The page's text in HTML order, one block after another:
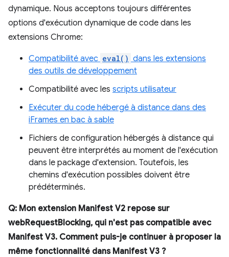
dynamique. Nous acceptons toujours différentes
options d'exécution dynamique de code dans les
extensions Chrome:
Compatibilité avec eval() dans les extensions
des outils de développement
Compatibilité avec les scripts utilisateur
Exécuter du code hébergé à distance dans des
iFrames en bac à sable
Fichiers de configuration hébergés à distance qui
peuvent être interprétés au moment de l'exécution
dans le package d'extension. Toutefois, les
chemins d'exécution possibles doivent être
prédéterminés.
Q: Mon extension Manifest V2 repose sur
webRequestBlocking, qui n'est pas compatible avec
Manifest V3. Comment puis-je continuer à proposer la
même fonctionnalité dans Manifest V3 ?